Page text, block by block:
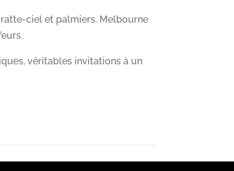
ciel et palmiers. Melbourne
véritables invitations à un